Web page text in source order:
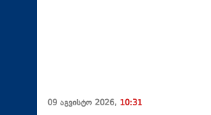
09 აგვისტო 2026, 10:31